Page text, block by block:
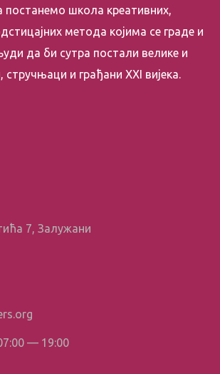
школа креативних,
метода којима се граде и
да би сутра постали велике и
и грађани XXI вијека.
7, Залужани
— 19:00